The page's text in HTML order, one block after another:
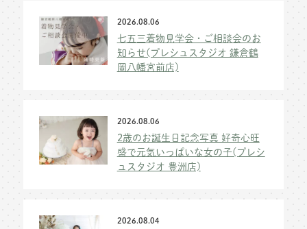
2026.08.06
七五三着物見学会・ご相談会のお
知らせ(プレシュスタジオ 鎌倉鶴
岡八幡宮前店)
2026.08.06
2歳のお誕生日記念写真 好奇心旺
盛で元気いっぱいな女の子(プレシ
ュスタジオ 豊洲店)
2026.08.04